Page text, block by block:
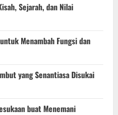
Sejarah, dan Nilai
Menambah Fungsi dan
yang Senantiasa Disukai
buat Menemani